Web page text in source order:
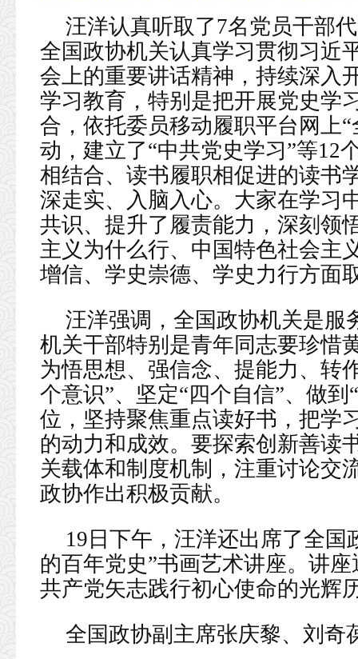
汪洋认真听取了7名党员干部
全国政协机关认真学习贯彻习近
会上的重要讲话精神，持续深入
学习教育，特别是把开展党史学
合，依托委员移动履职平台网上
动，建立了“中共党史学习”等12
相结合、读书履职相促进的读书
深走实、入脑入心。大家在学习
共识、提升了履责能力，深刻领
主义为什么行、中国特色社会主
增信、学史崇德、学史力行方面
汪洋强调，全国政协机关是服
机关干部特别是青年同志要珍惜
为悟思想、强信念、提能力、转
个意识”、坚定“四个自信”、做
位，坚持聚焦重点读好书，把学
的动力和成效。要探索创新善读
关载体和制度机制，注重讨论交
政协作出积极贡献。
19日下午，汪洋还出席了全
的百年党史”书画艺术讲座。讲
共产党矢志践行初心使命的光辉
全国政协副主席张庆黎、刘奇